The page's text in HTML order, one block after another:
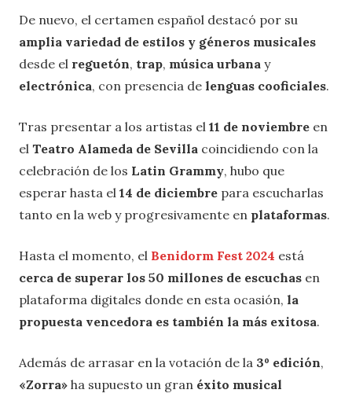
De nuevo, el certamen español destacó por su
amplia variedad de estilos y géneros musicales
desde el reguetón, trap, música urbana y
electrónica, con presencia de lenguas cooficiales.
Tras presentar a los artistas el 11 de noviembre en
el Teatro Alameda de Sevilla coincidiendo con la
celebración de los Latin Grammy, hubo que
esperar hasta el 14 de diciembre para escucharlas
tanto en la web y progresivamente en plataformas.
Hasta el momento, el Benidorm Fest 2024 está
cerca de superar los 50 millones de escuchas en
plataforma digitales donde en esta ocasión, la
propuesta vencedora es también la más exitosa.
Además de arrasar en la votación de la 3º edición,
«Zorra» ha supuesto un gran éxito musical